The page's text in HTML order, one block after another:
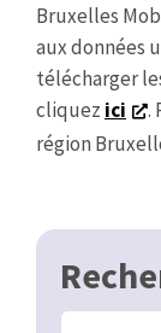
Bruxelles
aux données
télécharger
cliquez ici
.
région